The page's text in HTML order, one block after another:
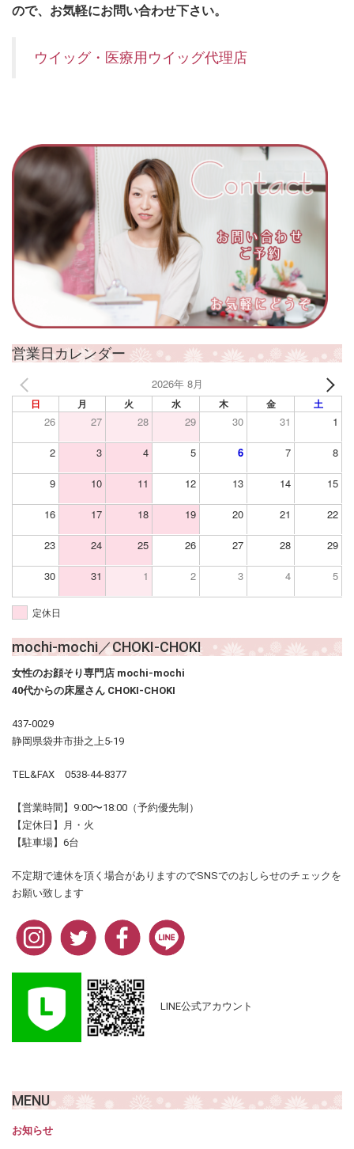
ので、お気軽にお問い合わせ下さい。
ウイッグ・医療用ウイッグ代理店
営業日カレンダー
2026年 8月
日 月 火 水 木 金 土
26 27 28 29 30 31 1
2 3 4 5 6 7 8
9 10 11 12 13 14 15
16 17 18 19 20 21 22
23 24 25 26 27 28 29
30 31 1 2 3 4 5
定休日
mochi-mochi／CHOKI-CHOKI
女性のお顔そり専門店 mochi-mochi
40代からの床屋さん CHOKI-CHOKI
437-0029
静岡県袋井市掛之上5-19
TEL&FAX 0538-44-8377
【営業時間】9:00〜18:00（予約優先制）
【定休日】月・火
【駐車場】6台
不定期で連休を頂く場合がありますのでSNSでのおしらせのチェックを
お願い致します
LINE公式アカウント
MENU
お知らせ